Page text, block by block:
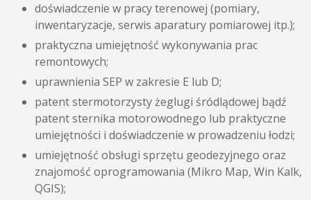
doświadczenie w pracy terenowej (pomiary,
inwentaryzacje, serwis aparatury pomiarowej itp.);
praktyczna umiejętność wykonywania prac
remontowych;
uprawnienia SEP w zakresie E lub D;
patent stermotorzysty żeglugi śródlądowej bądź
patent sternika motorowodnego lub praktyczne
umiejętności i doświadczenie w prowadzeniu łodzi;
umiejętność obsługi sprzętu geodezyjnego oraz
znajomość oprogramowania (Mikro Map, Win Kalk,
QGIS);